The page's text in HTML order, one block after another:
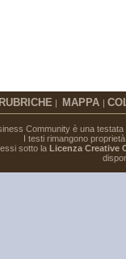
RUBRICHE | MAPPA |
Community è una
I testi rimangono
sotto la Licenza Creative